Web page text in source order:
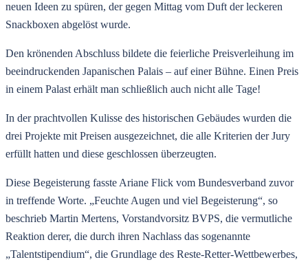
neuen Ideen zu spüren, der gegen Mittag vom Duft der leckeren
Snackboxen abgelöst wurde.
Den krönenden Abschluss bildete die feierliche Preisverleihung im
beeindruckenden Japanischen Palais – auf einer Bühne. Einen Preis
in einem Palast erhält man schließlich auch nicht alle Tage!
In der prachtvollen Kulisse des historischen Gebäudes wurden die
drei Projekte mit Preisen ausgezeichnet, die alle Kriterien der Jury
erfüllt hatten und diese geschlossen überzeugten.
Diese Begeisterung fasste Ariane Flick vom Bundesverband zuvor
in treffende Worte. „Feuchte Augen und viel Begeisterung“, so
beschrieb Martin Mertens, Vorstandvorsitz BVPS, die vermutliche
Reaktion derer, die durch ihren Nachlass das sogenannte
„Talentstipendium“, die Grundlage des Reste-Retter-Wettbewerbes,